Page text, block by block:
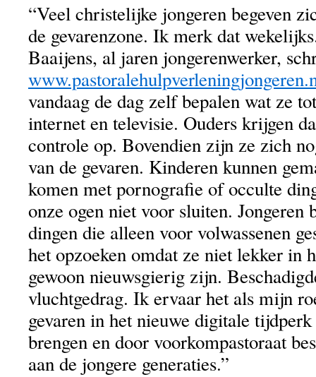
“Veel christelijke jongeren begeven
de gevarenzone. Ik merk dat
Baaijens, al jaren jongerenwerker,
vandaag de dag zelf bepalen wat ze
internet en televisie. Ouders krijgen
controle op. Bovendien zijn ze zich
van de gevaren. Kinderen kunnen
komen met pornografie of occulte
onze ogen niet voor sluiten. Jongeren
dingen die alleen voor volwassenen
het opzoeken omdat ze niet lekker in
gewoon nieuwsgierig zijn.
vluchtgedrag. Ik ervaar het als mijn
gevaren in het nieuwe digitale
brengen en door voorkompastoraat
aan de jongere generaties.”